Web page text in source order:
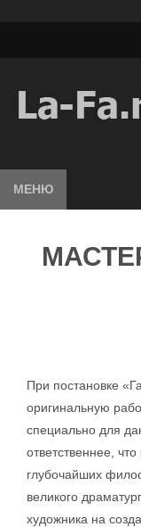
МЕНЮ
При постановке
оригинальную
специально для
ответственнее,
глубочайших
великого
художника на